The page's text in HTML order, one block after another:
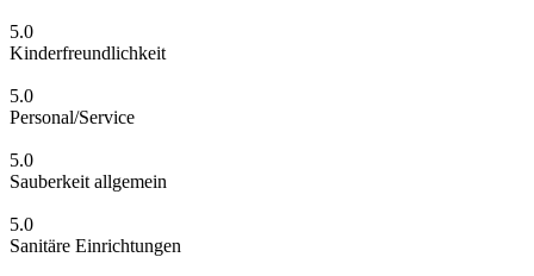
5.0
Kinderfreundlichkeit
5.0
Personal/Service
5.0
Sauberkeit allgemein
5.0
Sanitäre Einrichtungen